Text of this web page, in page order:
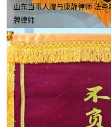
山东当事人赠与康静律师 法
牌律师